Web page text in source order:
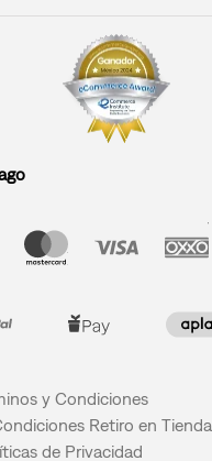
y Condiciones
Retiro en Tienda
de Privacidad